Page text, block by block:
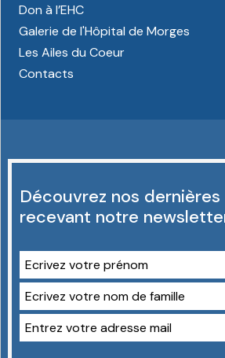
Don à l’EHC
Galerie de l'Hôpital de Morges
Les Ailes du Coeur
Contacts
Découvrez nos
recevant notre